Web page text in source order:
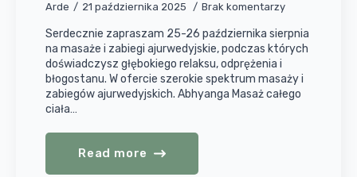
Arde 21 października 2025 Brak komentarzy
Serdecznie zapraszam 25-26 października sierpnia
na masaże i zabiegi ajurwedyjskie, podczas których
doświadczysz głębokiego relaksu, odprężenia i
błogostanu. W ofercie szerokie spektrum masaży i
zabiegów ajurwedyjskich. Abhyanga Masaż całego
ciała…
Read more